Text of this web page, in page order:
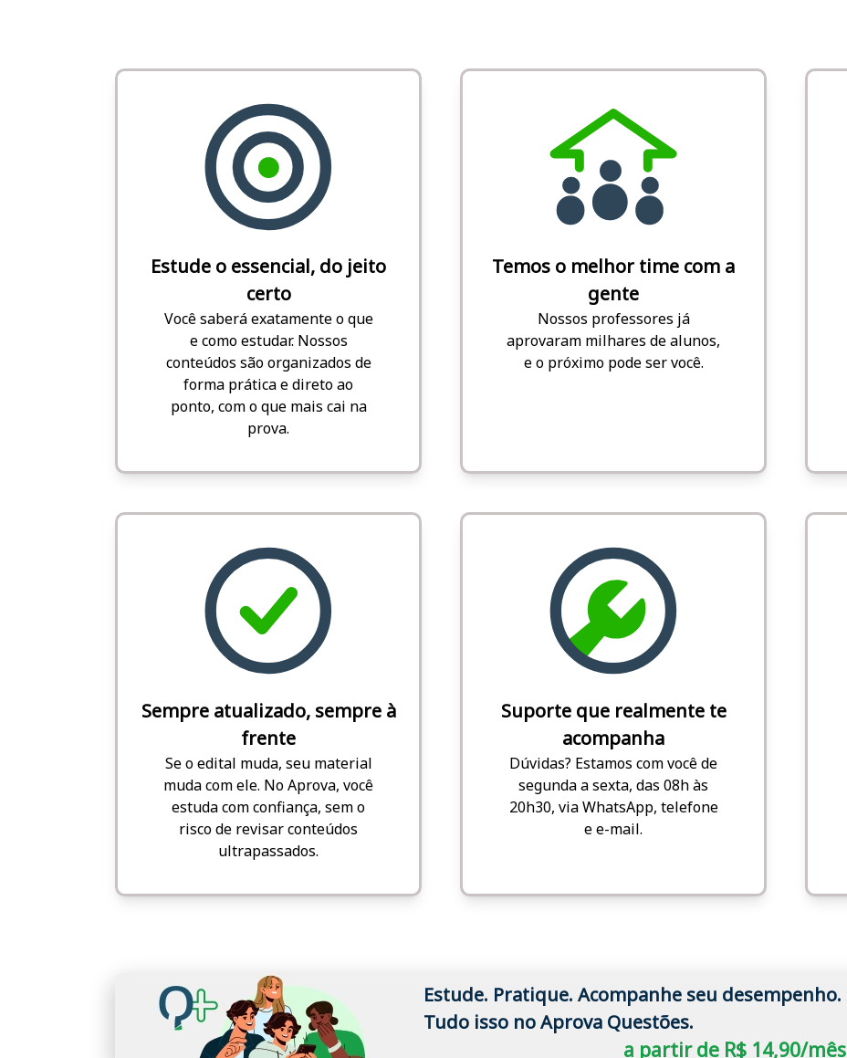
Estude o essencial, do jeito
certo
Você saberá exatamente o que
e como estudar. Nossos
conteúdos são organizados de
forma prática e direto ao
ponto, com o que mais cai na
prova.
Temos o melhor time com a
gente
Nossos professores já
aprovaram milhares de alunos,
e o próximo pode ser você.
Sempre atualizado, sempre à
frente
Se o edital muda, seu material
muda com ele. No Aprova, você
estuda com confiança, sem o
risco de revisar conteúdos
ultrapassados.
Suporte que realmente te
acompanha
Dúvidas? Estamos com você de
segunda a sexta, das 08h às
20h30, via WhatsApp, telefone
e e-mail.
Estude. Pratique. Acompanhe seu desempenho.
Tudo isso no Aprova Questões.
a partir de R$ 14,90/mês